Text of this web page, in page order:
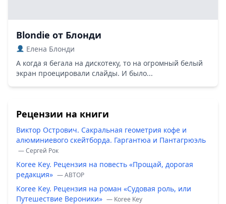
Blondie от Блонди
Елена Блонди
А когда я бегала на дискотеку, то на огромный белый
экран проецировали слайды. И было...
Рецензии на книги
Виктор Острович. Сакральная геометрия кофе и
алюминиевого скейтборда. Гаргантюа и Пантагрюэль
— Сергей Рок
Koree Key. Рецензия на повесть «Прощай, дорогая
редакция» — ABTOP
Koree Key. Рецензия на роман «Судовая роль, или
Путешествие Вероники» — Koree Key